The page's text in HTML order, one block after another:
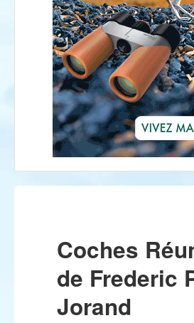
Coches
de Frederic
Jorand